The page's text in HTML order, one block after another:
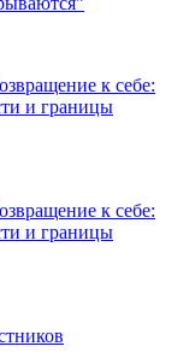
к себе:
и границы
к себе:
и границы